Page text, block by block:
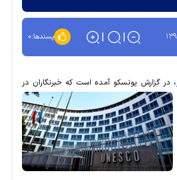
۰۹ پسندها:۰
در گزارش یونسکو آمده است که خبرنگاران در